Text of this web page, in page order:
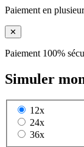
Paiement en
✕
Paiement 100%
Simuler
12x
24x
36x